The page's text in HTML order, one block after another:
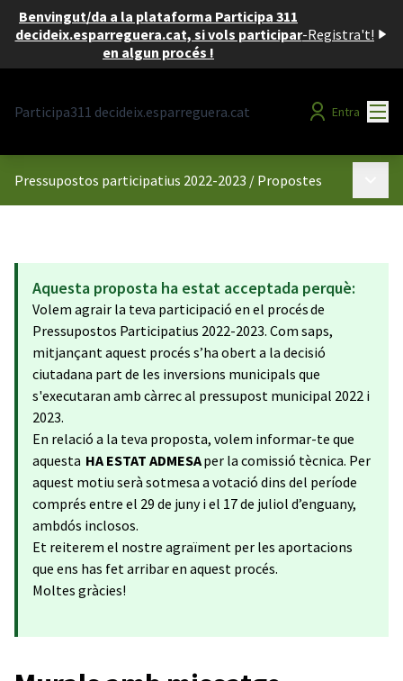
Benvingut/da a la plataforma Participa 311
decideix.esparreguera.cat, si vols participar
en algun procés !
-Registra't!
Participa311 decideix.esparreguera.cat Entra
Pressupostos participatius 2022-2023 / Propostes
Aquesta proposta ha estat acceptada perquè:
Volem agrair la teva participació en el procés de
Pressupostos Participatius 2022-2023. Com saps,
mitjançant aquest procés s’ha obert a la decisió
ciutadana part de les inversions municipals que
s'executaran amb càrrec al pressupost municipal 2022 i
2023.
En relació a la teva proposta, volem informar-te que
aquesta HA ESTAT ADMESAper la comissió tècnica. Per
aquest motiu serà sotmesa a votació dins del període
comprés entre el 29 de juny i el 17 de juliol d’enguany,
ambdós inclosos.
Et reiterem el nostre agraïment per les aportacions
que ens has fet arribar en aquest procés.
Moltes gràcies!